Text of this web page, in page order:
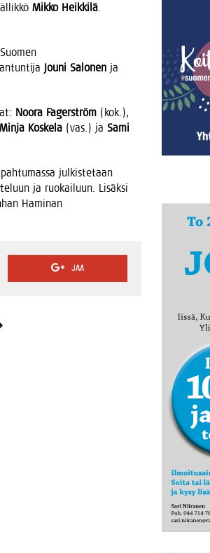
Mik­ko Heik­ki­lä.
Jou­ni Salo­nen ja
Noo­ra Fager­ström (kok.),
Min­ja Kos­ke­la (vas.) ja Sami
jul­kis­te­taan
ja ruo­kai­luun. Lisäk­si
Hami­nan
JAA